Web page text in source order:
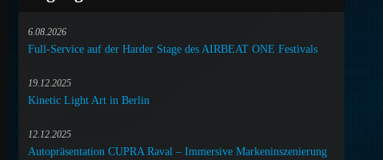
6.08.2026
Full-Service auf der Harder Stage des AIRBEAT ONE Festivals
19.12.2025
Kinetic Light Art in Berlin
12.12.2025
Autopräsentation CUPRA Raval – Immersive Markeninszenierung